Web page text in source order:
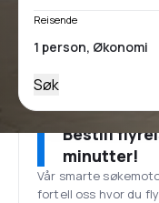
Reisende
Søk
Bestill
minutter!
Vår smarte
fortell oss hvor du